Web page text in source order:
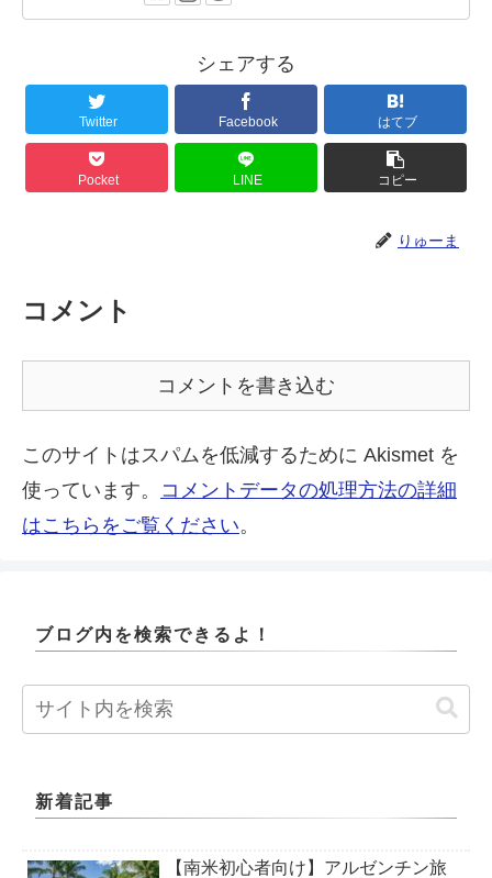
シェアする
Twitter Facebook はてブ
Pocket LINE コピー
りゅーま
コメント
コメントを書き込む
このサイトはスパムを低減するために Akismet を
使っています。 コメントデータの処理方法の詳細
はこちらをご覧ください。
ブログ内を検索できるよ！
新着記事
【南米初心者向け】アルゼンチン旅